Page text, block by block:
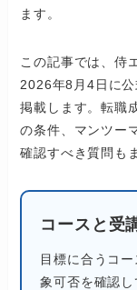
ます。
この記事では、侍
2026年8月4日に
掲載します。転職
の条件、マンツー
確認すべき質問も
コースと受
目標に合うコ
象可否を確認し